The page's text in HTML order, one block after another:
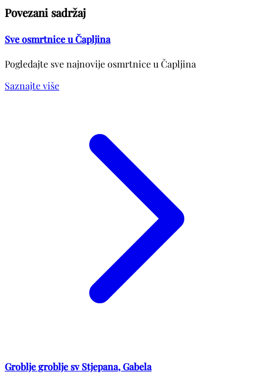
Povezani sadržaj
Sve osmrtnice u Čapljina
Pogledajte sve najnovije osmrtnice u Čapljina
Saznajte više
Groblje groblje sv Stjepana, Gabela